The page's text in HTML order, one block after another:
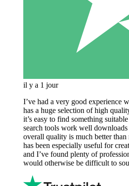
il y a 1 jour
I’ve had a very good experience
has a huge selection of high
it’s easy to find something
search tools work well
overall quality is much better
has been especially useful for
and I’ve found plenty of
would otherwise be difficult to